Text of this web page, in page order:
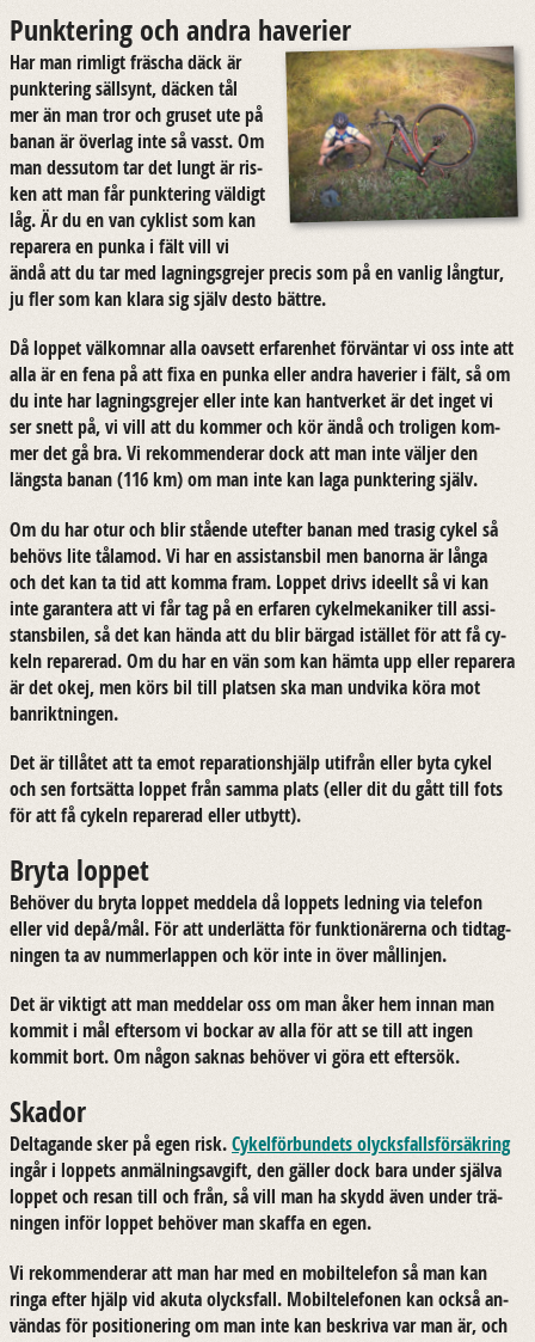
Punktering och andra haverier
Har man rim­ligt frä­scha däck är
punk­te­ring säll­synt, däc­ken tål
mer än man tror och gru­set ute på
banan är över­lag inte så vasst. Om
man dess­utom tar det lungt är ris­
ken att man får punk­te­ring väl­digt
låg. Är du en van cy­klist som kan
re­pa­re­ra en punka i fält vill vi
ändå att du tar med lag­nings­gre­jer pre­cis som på en van­lig lång­tur,
ju fler som kan klara sig själv desto bätt­re.
Då lop­pet väl­kom­nar alla oav­sett er­fa­ren­het för­vän­tar vi oss inte att
alla är en fena på att fixa en punka eller andra ha­ve­ri­er i fält, så om
du inte har lag­nings­gre­jer eller inte kan hant­ver­ket är det inget vi
ser snett på, vi vill att du kom­mer och kör ändå och tro­li­gen kom­
mer det gå bra. Vi re­kom­men­de­rar dock att man inte väl­jer den
längs­ta banan (116 km) om man inte kan laga punk­te­ring själv.
Om du har otur och blir stå­en­de ut­ef­ter banan med tra­sig cykel så
be­hövs lite tå­la­mod. Vi har en as­si­stans­bil men ba­nor­na är långa
och det kan ta tid att komma fram. Lop­pet drivs ide­ellt så vi kan
inte ga­ran­te­ra att vi får tag på en er­fa­ren cy­kel­me­ka­ni­ker till as­si­
stans­bi­len, så det kan hända att du blir bär­gad istäl­let för att få cy­
keln re­pa­re­rad. Om du har en vän som kan hämta upp eller re­pa­re­ra
är det okej, men körs bil till plat­sen ska man und­vi­ka köra mot
ban­rikt­ning­en.
Det är tillå­tet att ta emot re­pa­ra­tions­hjälp ut­i­från eller byta cykel
och sen fort­sät­ta lop­pet från samma plats (eller dit du gått till fots
för att få cy­keln re­pa­re­rad eller ut­bytt).
Bryta loppet
Be­hö­ver du bryta lop­pet med­de­la då lop­pets led­ning via te­le­fon
eller vid depå/mål. För att un­der­lät­ta för funk­tio­nä­rer­na och tid­tag­
ning­en ta av num­mer­lap­pen och kör inte in över mål­lin­jen.
Det är vik­tigt att man med­de­lar oss om man åker hem innan man
kom­mit i mål ef­tersom vi boc­kar av alla för att se till att ingen
kom­mit bort. Om någon sak­nas be­hö­ver vi göra ett ef­ter­sök.
Skador
Del­ta­gan­de sker på egen risk.Cy­kel­för­bun­dets olycks­falls­för­säk­ring
ingår i lop­pets an­mäl­nings­av­gift, den gäl­ler dock bara under själ­va
lop­pet och resan till och från, så vill man ha skydd även under trä­
ning­en inför lop­pet be­hö­ver man skaf­fa en egen.
Vi re­kom­men­de­rar att man har med en mo­bil­te­le­fon så man kan
ringa efter hjälp vid akuta olycks­fall. Mo­bil­te­le­fo­nen kan också an­
vän­das för po­si­tio­ne­ring om man inte kan be­skri­va var man är, och